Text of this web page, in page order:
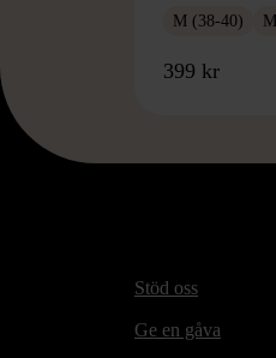
M (38-40)
399 kr
Stöd oss
Ge en gåva